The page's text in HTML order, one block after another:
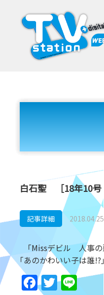
白石聖 ［18年10号
記事詳細 2018.04.25
｢Missデビル 人事の
｢あのかわいい子は誰!?
Facebook
Twitter
Line